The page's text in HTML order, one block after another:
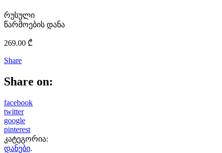
რუსული
წარმოების დანა
269.00 ₾
Share
Share on:
facebook
twitter
google
pinterest
კატეგორია:
დანები.